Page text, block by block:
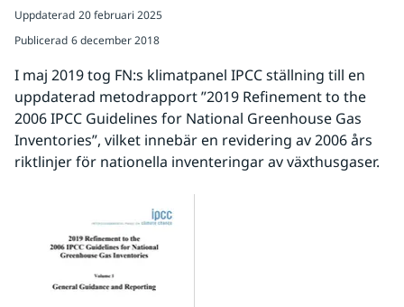
Uppdaterad 20 februari 2025
Publicerad 6 december 2018
I maj 2019 tog FN:s klimatpanel IPCC ställning till en
uppdaterad metodrapport ”2019 Refinement to the
2006 IPCC Guidelines for National Greenhouse Gas
Inventories”, vilket innebär en revidering av 2006 års
riktlinjer för nationella inventeringar av växthusgaser.